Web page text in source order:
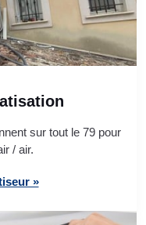
sur tout le 79 pour
/ air.
»